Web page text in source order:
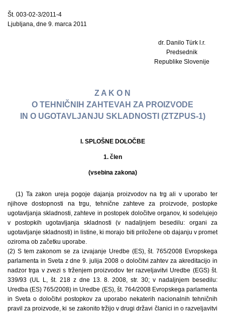
Št. 003-02-3/2011-4
Ljubljana, dne 9. marca 2011
dr. Danilo Türk l.r.
Predsednik
Republike Slovenije
Z A K O N
O TEHNIČNIH ZAHTEVAH ZA PROIZVODE
IN O UGOTAVLJANJU SKLADNOSTI (ZTZPUS-1)
I. SPLOŠNE DOLOČBE
1. člen
(vsebina zakona)
(1) Ta zakon ureja pogoje dajanja proizvodov na trg ali v uporabo ter
njihove dostopnosti na trgu, tehnične zahteve za proizvode, postopke
ugotavljanja skladnosti, zahteve in postopek določitve organov, ki sodelujejo
v postopkih ugotavljanja skladnosti (v nadaljnjem besedilu: organi za
ugotavljanje skladnosti) in listine, ki morajo biti priložene ob dajanju v promet
oziroma ob začetku uporabe.
(2) S tem zakonom se za izvajanje Uredbe (ES), št. 765/2008 Evropskega
parlamenta in Sveta z dne 9. julija 2008 o določitvi zahtev za akreditacijo in
nadzor trga v zvezi s trženjem proizvodov ter razveljavitvi Uredbe (EGS) št.
339/93 (UL L, št. 218 z dne 13. 8. 2008, str. 30; v nadaljnjem besedilu:
Uredba (ES) 765/2008) in Uredbe (ES), št. 764/2008 Evropskega parlamenta
in Sveta o določitvi postopkov za uporabo nekaterih nacionalnih tehničnih
pravil za proizvode, ki se zakonito tržijo v drugi državi članici in o razveljavitvi